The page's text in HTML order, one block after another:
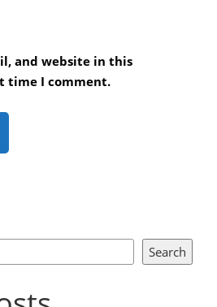
and website in this
time I comment.
Search